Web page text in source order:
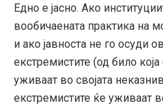
Едно е јасно. Ако
вообичаената практика на
и ако јавноста не го осуди
екстремистите (од било
уживаат во својата
екстремистите ќе уживаат